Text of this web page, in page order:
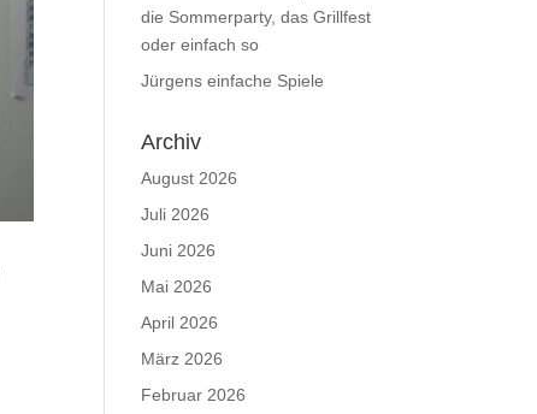
die Sommerparty, das Grillfest
oder einfach so
Jürgens einfache Spiele
Archiv
August 2026
Juli 2026
Juni 2026
Mai 2026
April 2026
März 2026
Februar 2026